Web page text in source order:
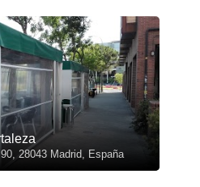
28043 Madrid, España